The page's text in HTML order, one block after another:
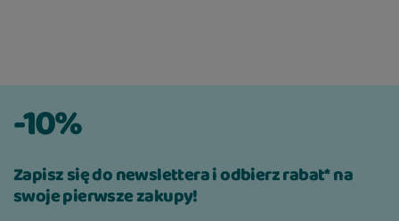
-10%
Zapisz się do newslettera i odbierz rabat* na
swoje pierwsze zakupy!